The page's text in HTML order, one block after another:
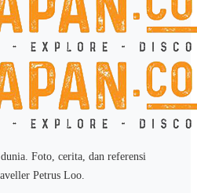
Foto, cerita, dan referensi
Petrus Loo.